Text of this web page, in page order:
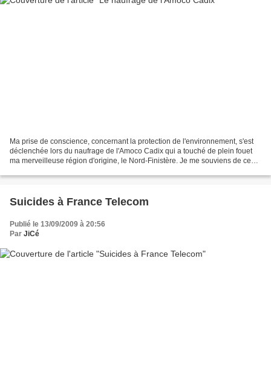
Ma prise de conscience, concernant la protection de l'environnement, s'est
déclenchée lors du naufrage de l'Amoco Cadix qui a touché de plein fouet
ma merveilleuse région d'origine, le Nord-Finistère. Je me souviens de ce
Suicides à France Telecom
Publié le 13/09/2009 à 20:56
Par JiCé